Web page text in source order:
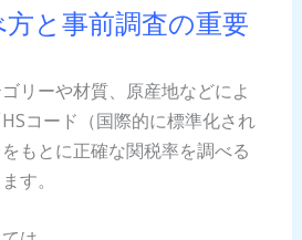
と事前調査の重要
リーや材質、原産地などによ
コード（国際的に標準化され
もとに正確な関税率を調べる
す。